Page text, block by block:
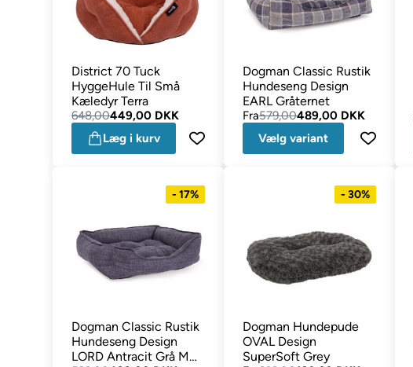
District 70 Tuck
HyggeHule Til Små
Kæledyr Terra
648,00449,00 DKK
Læg i kurv
Dogman Classic Rustik
Hundeseng Design
EARL Gråternet
Fra579,00489,00 DKK
Vælg variant
- 17%
Dogman Classic Rustik
Hundeseng Design
LORD Antracit Grå M
- 30%
Dogman Hundepude
OVAL Design
SuperSoft Grey